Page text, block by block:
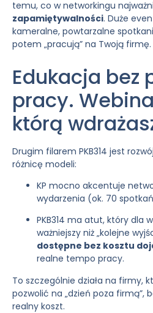
temu, co w networkingu
zapamiętywalności. Duże
kameralne, powtarzalne
potem „pracują” na Twoją firmę.
Edukacja bez
pracy.
którą
Drugim filarem PKB314 jest
różnicę modeli:
KP mocno akcentuje
wydarzenia (ok. 70
PKB314 ma atut, który dla
ważniejszy niż „kolejne
dostępne bez kosztu
realne tempo pracy.
To szczególnie działa na firmy,
pozwolić na „dzień poza firmą”,
realny koszt.